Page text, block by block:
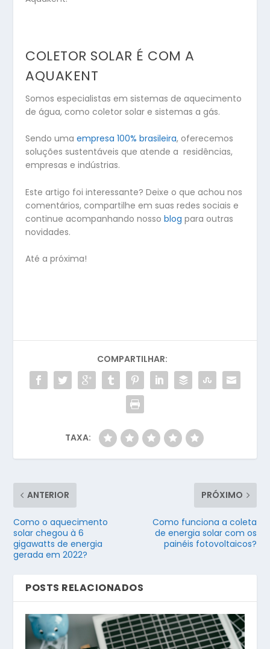
COLETOR SOLAR É COM A
AQUAKENT
Somos especialistas em sistemas de aquecimento
de água, como coletor solar e sistemas a gás.
Sendo uma empresa 100% brasileira, oferecemos
soluções sustentáveis que atende a residências,
empresas e indústrias.
Este artigo foi interessante? Deixe o que achou nos
comentários, compartilhe em suas redes sociais e
continue acompanhando nossoblog para outras
novidades.
Até a próxima!
COMPARTILHAR:
TAXA:
ANTERIOR
Como o aquecimento
solar chegou à 6
gigawatts de energia
gerada em 2022?
PRÓXIMO
Como funciona a coleta
de energia solar com os
painéis fotovoltaicos?
POSTS RELACIONADOS